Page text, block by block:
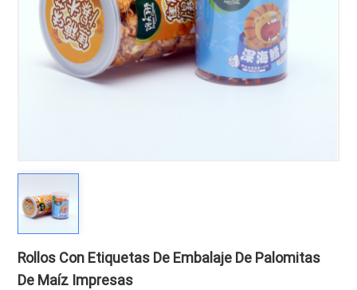
Rollos Con Etiquetas De Embalaje De Palomitas
De Maíz Impresas